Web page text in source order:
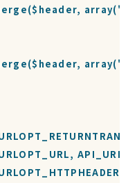
CURLOPT_URL, API_URL.
CURLOPT_HTTPHEADER,